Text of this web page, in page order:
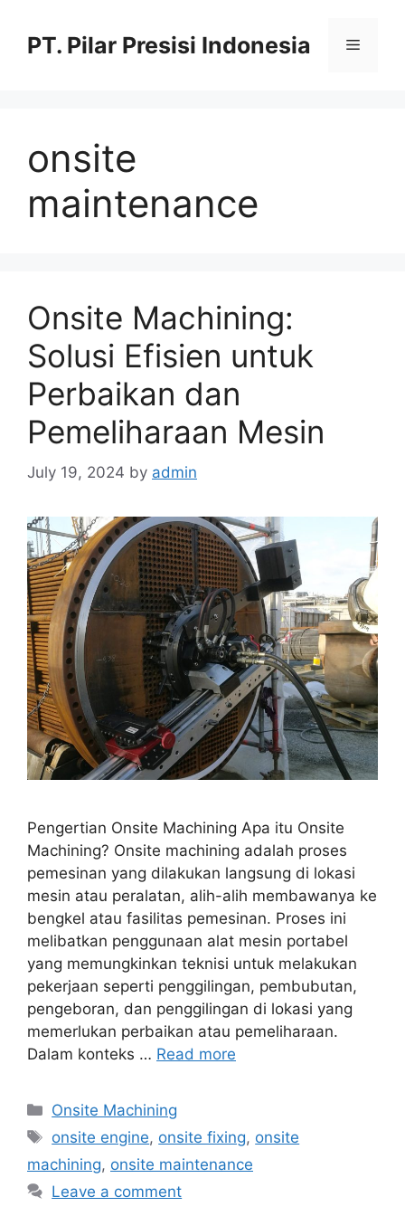
PT. Pilar Presisi Indonesia
onsite
maintenance
Onsite Machining:
Solusi Efisien untuk
Perbaikan dan
Pemeliharaan Mesin
July 19, 2024 by admin
Pengertian Onsite Machining Apa itu Onsite
Machining? Onsite machining adalah proses
pemesinan yang dilakukan langsung di lokasi
mesin atau peralatan, alih-alih membawanya ke
bengkel atau fasilitas pemesinan. Proses ini
melibatkan penggunaan alat mesin portabel
yang memungkinkan teknisi untuk melakukan
pekerjaan seperti penggilingan, pembubutan,
pengeboran, dan penggilingan di lokasi yang
memerlukan perbaikan atau pemeliharaan.
Dalam konteks … Read more
Onsite Machining
onsite engine, onsite fixing, onsite
machining, onsite maintenance
Leave a comment